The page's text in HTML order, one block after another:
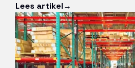
Lees artikel